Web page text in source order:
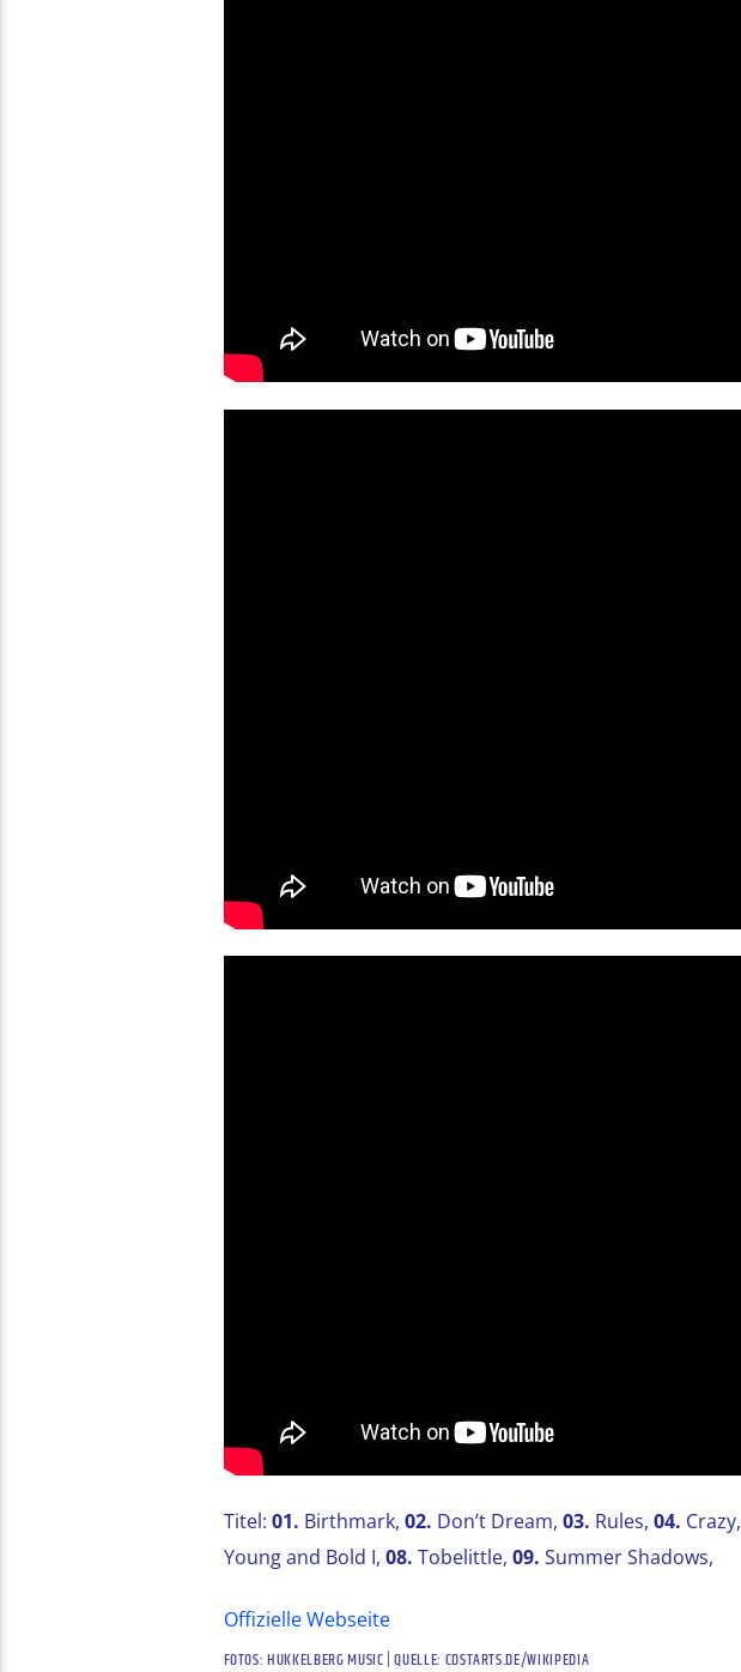
Titel: 01. Birthmark, 02. Don’t Dream, 03. Rules, 04. Crazy,
Young and Bold I, 08. Tobelittle, 09. Summer Shadows,
Offizielle Webseite
FOTOS: HUKKELBERG MUSIC | QUELLE: CDSTARTS.DE/WIKIPEDIA